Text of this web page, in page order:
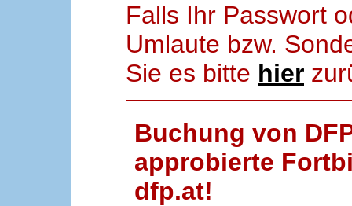
Falls Ihr Passwort
Umlaute bzw.
Sie es bitte hier
Buchung von
approbierte
dfp.at!